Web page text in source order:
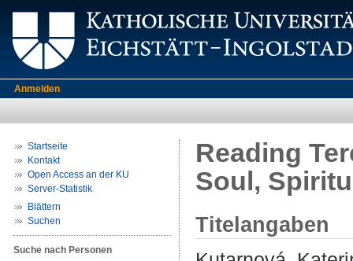
Anmelden
Startseite
Kontakt
Open Access an der KU
Server-Statistik
Blättern
Suchen
Suche nach Personen
Reading
Soul,
Titelangaben